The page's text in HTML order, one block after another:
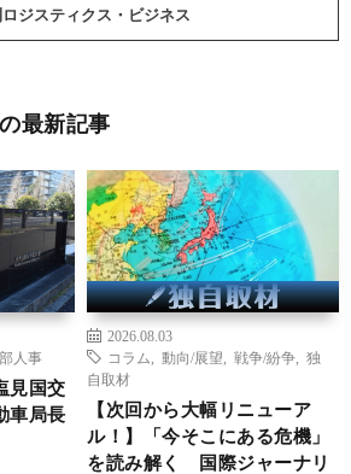
ロジスティクス・ビジネス
最新記事
人事
見国交
車局長
2026.08.03
コラム
動向/展望 戦争/紛争
独
自取材
【次回から大幅リニューア
ル！】「今そこにある危機」
を読み解く 国際ジャーナリ